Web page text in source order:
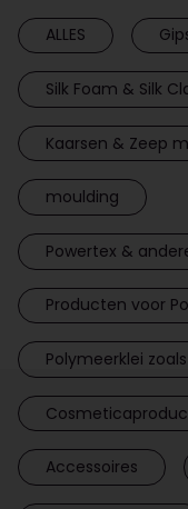
ALLES
Silk Foam & Silk
Kaarsen & Zeep
moulding
Powertex &
Producten voor
Polymeerklei
Accessoires